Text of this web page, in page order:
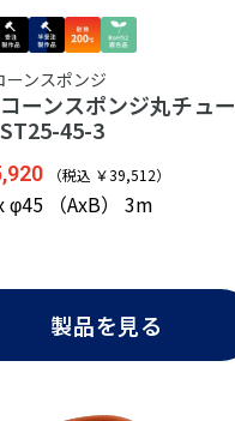
ーンスポンジ
ーンスポンジ丸チュー
45-3
（税込 ￥39,512）
φ45 （AxB） 3m
製品を見る